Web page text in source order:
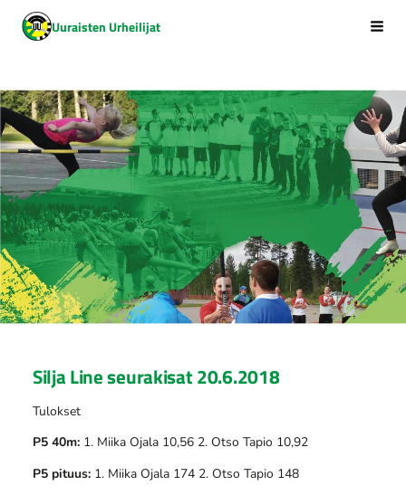
Siirry
sivun
Uuraisten Urheilijat
Silja Line seurakisat 20.6.2018
Tulokset
P5 40m:1. Miika Ojala 10,56 2. Otso Tapio 10,92
P5 pituus:1. Miika Ojala 174 2. Otso Tapio 148